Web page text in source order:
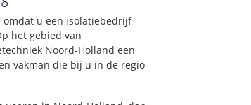
omdat u een isolatiebedrijf
het gebied van
Noord-Holland een
vakman die bij u in de regio